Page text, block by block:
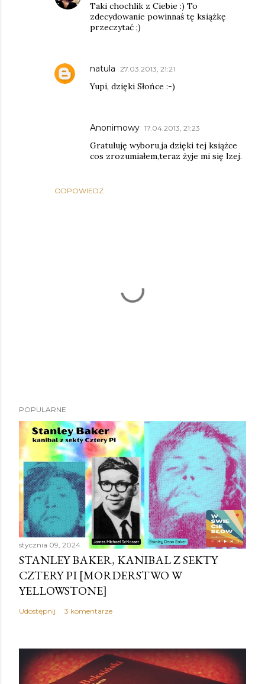
ODPOWIEDZ
Taki chochlik z Ciebie :) To
zdecydowanie powinnaś tę książkę
przeczytać ;)
natula 27.03.2013, 21:21
Yupi, dzięki Słońce :-)
Anonimowy 17.04.2013, 21:23
Gratuluję wyboru,ja dzięki tej książce
cos zrozumiałem,teraz żyje mi się lzej.
r
z
e
ś
l
i
j
k
o
m
e
n
t
a
z
POPULARNE
stycznia 09, 2024
STANLEY BAKER, KANIBAL Z SEKTY
CZTERY PI [MORDERSTWO W
YELLOWSTONE]
Udostępnij 3 komentarze